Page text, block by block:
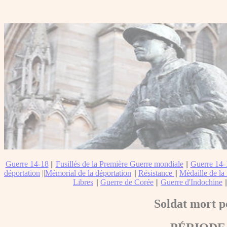
Guerre 14-18|| Fusillés de la Première Guerre mondiale|| Guerre
déportation ||Mémorial de la déportation || Résistance || Médaille de la
Libres || Guerre de Corée || Guerre d'Indochine
Soldat mort